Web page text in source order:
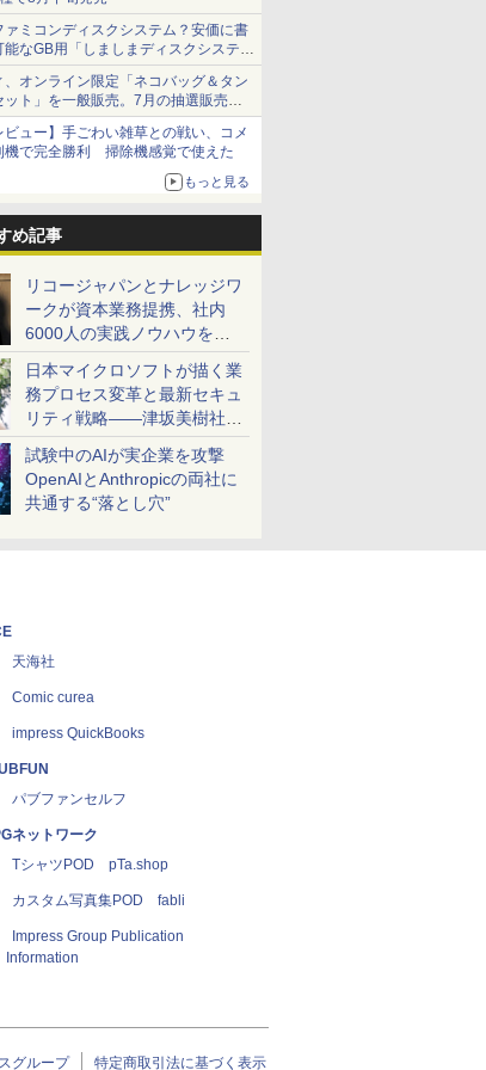
ァミコンディスクシステム？安価に書
能なGB用「しましまディスクシステ
、オンライン限定「ネコバッグ＆タン
ット」を一般販売。7月の抽選販売の
分
ビュー】手ごわい雑草との戦い、コメ
機で完全勝利 掃除機感覚で使えた
もっと見る
め記事
リコージャパンとナレッジワ
ークが資本業務提携、社内
6000人の実践ノウハウを生
かした「AI商談記録 for
RICOH」を展開へ
日本マイクロソフトが描く業
務プロセス変革と最新セキュ
リティ戦略――津坂美樹社長
が2027年度戦略を説明
試験中のAIが実企業を攻撃
OpenAIとAnthropicの両社に
共通する“落とし穴”
天海社
Comic curea
impress QuickBooks
パブファンセルフ
ネットワーク
TシャツPOD pTa.shop
カスタム写真集POD fabli
Impress Group Publication
Information
グループ 特定商取引法に基づく表示